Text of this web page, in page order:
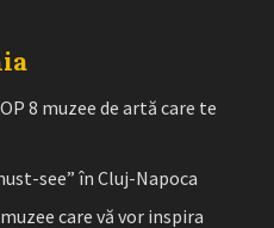
8 muzee de artă care te
see” în Cluj-Napoca
care vă vor inspira